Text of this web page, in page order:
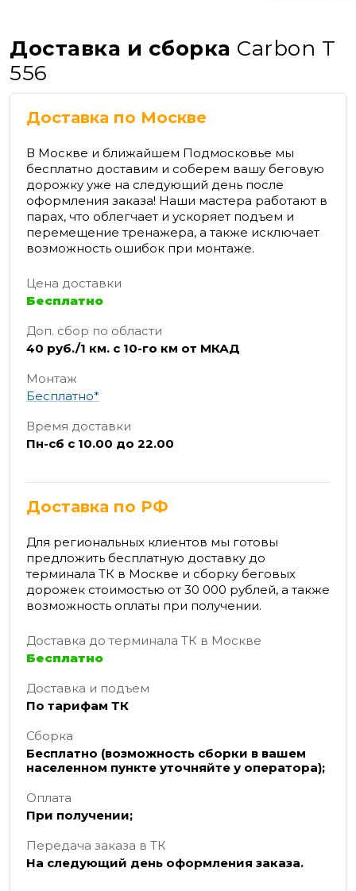
Доставка и сборка Carbon T
556
Доставка по Москве
В Москве и ближайшем Подмосковье мы
бесплатно доставим и соберем вашу беговую
дорожку уже на следующий день после
оформления заказа! Наши мастера работают в
парах, что облегчает и ускоряет подъем и
перемещение тренажера, а также исключает
возможность ошибок при монтаже.
Цена доставки
Бесплатно
Доп. сбор по области
40 руб./1 км. с 10-го км от МКАД
Монтаж
Бесплатно*
Время доставки
Пн-сб с 10.00 до 22.00
Доставка по РФ
Для региональных клиентов мы готовы
предложить бесплатную доставку до
терминала ТК в Москве и сборку беговых
дорожек стоимостью от 30 000 рублей, а также
возможность оплаты при получении.
Доставка до терминала ТК в Москве
Бесплатно
Доставка и подъем
По тарифам ТК
Сборка
Бесплатно (возможность сборки в вашем
населенном пункте уточняйте у оператора);
Оплата
При получении;
Передача заказа в ТК
На следующий день оформления заказа.